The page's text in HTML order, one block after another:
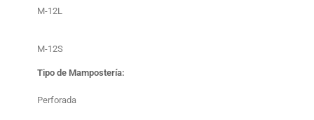
M-12L
M-12S
Tipo de Mampostería:
Perforada